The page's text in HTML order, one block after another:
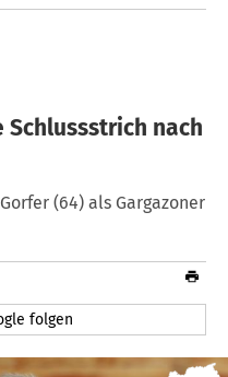
Schlussstrich nach
(64) als Gargazoner
folgen